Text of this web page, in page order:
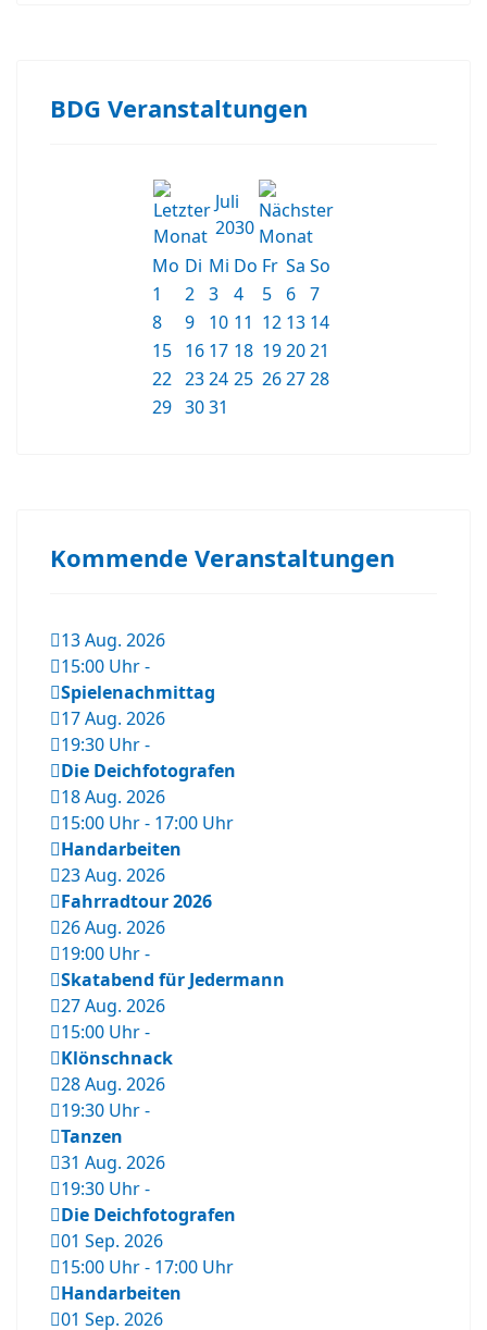
BDG Veranstaltungen
Juli
2030
Mo Di Mi Do Fr Sa So
1
2 3 4 5 6 7
8
9 10 11 12 13 14
15 16 17 18 192021
22 2324 25 262728
29 3031
Kommende Veranstaltungen
13 Aug. 2026
15:00 Uhr-
Spielenachmittag
17 Aug. 2026
19:30 Uhr-
Die Deichfotografen
18 Aug. 2026
15:00 Uhr- 17:00 Uhr
Handarbeiten
23 Aug. 2026
Fahrradtour 2026
26 Aug. 2026
19:00 Uhr-
Skatabend für Jedermann
27 Aug. 2026
15:00 Uhr-
Klönschnack
28 Aug. 2026
19:30 Uhr-
Tanzen
31 Aug. 2026
19:30 Uhr-
Die Deichfotografen
01 Sep. 2026
15:00 Uhr- 17:00 Uhr
Handarbeiten
01 Sep. 2026